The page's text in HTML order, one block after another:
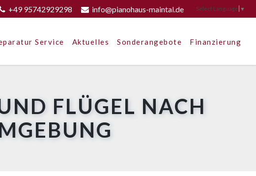
+49 95742929298 info@pianohaus-maintal.de Select Language ▼
Service Aktuelles Sonderangebote Finanzierung
FLÜGEL NACH